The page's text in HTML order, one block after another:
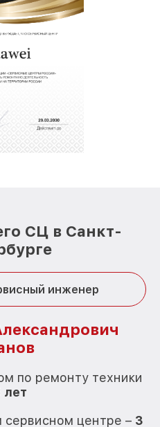
СЦ в Санкт-
инженер
по ремонту техники
лет
центре – 3